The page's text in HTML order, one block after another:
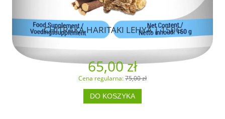
CHITRAKA HARITAKI LEHYA | 150G
65,00 zł
Cena regularna:75,00 zł
DO KOSZYKA